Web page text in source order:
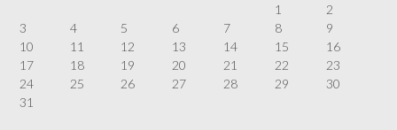
1
2
3
4 5 6 7 8
9
10
11 12 13 14 15
16
17
18 19 20 21 22
23
24
25 26 27 28 29
30
31